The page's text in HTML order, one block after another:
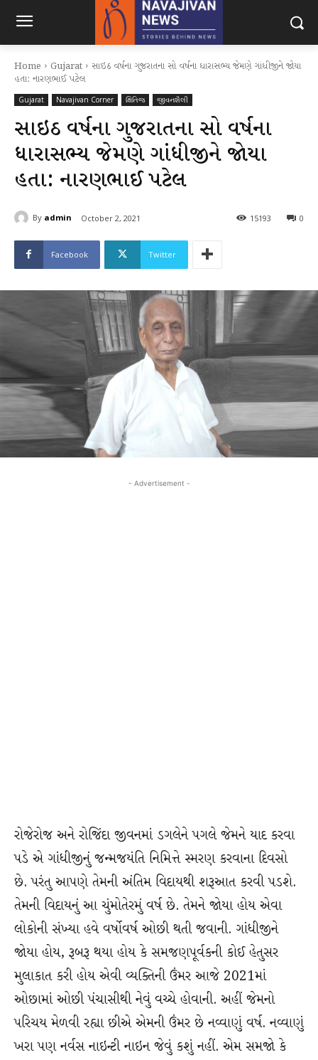
Home Gujarat
સાઇઠ વર્ષના ગુજરાતના સો વર્ષના ધારાસભ્ય જેમણે ગાંધીજીને જોયા
હતા: નારણભાઈ પટેલ
Gujarat Navajivan Corner ક્ષિતિજ જીવનશૈલી
સાઇઠ વર્ષના ગુજરાતના સો વર્ષના
ધારાસભ્ય જેમણે ગાંધીજીને જોયા
હતા: નારણભાઈ પટેલ
By admin October 2, 2021 0
15193
Facebook Twitter
- Advertisement -
રોજેરોજ અને રોજિંદા જીવનમાં ડગલેને પગલે જેમને યાદ કરવા
પડે એ ગાંધીજીનું જન્મજયંતિ નિમિત્તે સ્મરણ કરવાના દિવસો
છે. પરંતુ આપણે તેમની અંતિમ વિદાયથી શરૂઆત કરવી પડશે.
તેમની વિદાયનું આ ચુંમોતેરમું વર્ષ છે. તેમને જોયા હોય એવા
લોકોની સંખ્યા હવે વર્ષોવર્ષ ઓછી થતી જવાની. ગાંધીજીને
જોયા હોય, રૂબરૂ થયા હોય કે સમજણપૂર્વકની કોઈ હેતુસર
મુલાકાત કરી હોય એવી વ્યક્તિની ઉંમર આજે 2021માં
ઓછામાં ઓછી પંચાસીથી નેવું વચ્ચે હોવાની. અહીં જેમનો
પરિચય મેળવી રહ્યા છીએ એમની ઉંમર છે નવ્વાણું વર્ષ. નવ્વાણું
ખરા પણ નર્વસ નાઇન્ટી નાઇન જેવું કશું નહીં. એમ સમજો કે